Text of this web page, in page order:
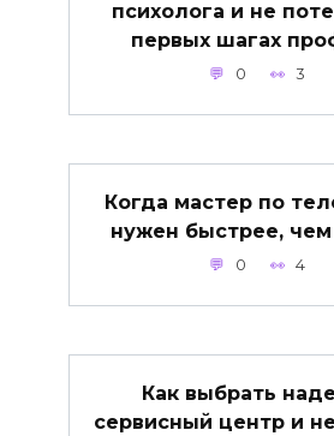
психолога и не
первых шагах
0 3
Когда мастер по
нужен быстрее,
0 4
Как выбрать
сервисный центр и